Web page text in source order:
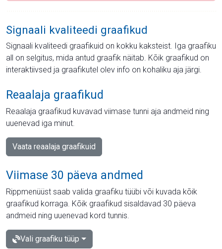
Signaali kvaliteedi graafikud
Signaali kvaliteedi graafikuid on kokku kaksteist. Iga graafiku
all on selgitus, mida antud graafik näitab. Kõik graafikud on
interaktiivsed ja graafikutel olev info on kohaliku aja järgi.
Reaalaja graafikud
Reaalaja graafikud kuvavad viimase tunni aja andmeid ning
uuenevad iga minut.
Vaata reaalaja graafikuid
Viimase 30 päeva andmed
Rippmenüüst saab valida graafiku tüübi või kuvada kõik
graafikud korraga. Kõik graafikud sisaldavad 30 päeva
andmeid ning uuenevad kord tunnis.
Vali graafiku tüüp